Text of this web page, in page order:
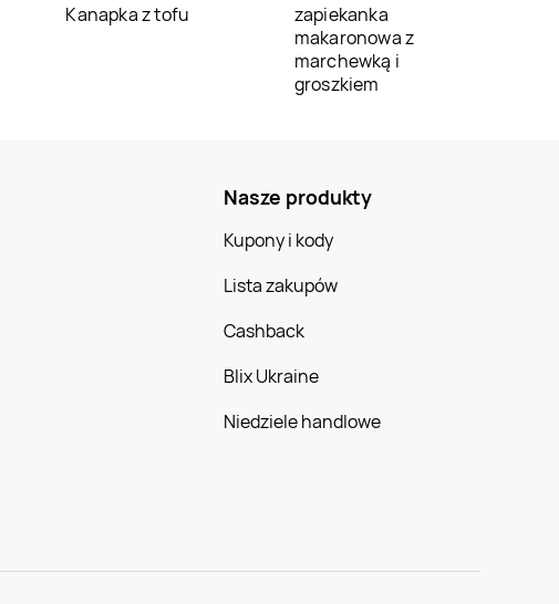
Kanapka z tofu
zapiekanka
makaronowa z
marchewką i
groszkiem
Nasze produkty
Kupony i kody
Lista zakupów
Cashback
Blix Ukraine
Niedziele handlowe